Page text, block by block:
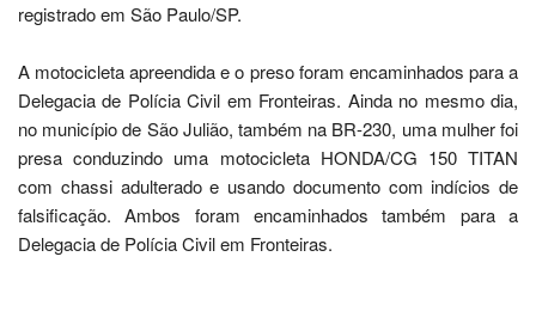
com chassi adulterado e usando documento com indícios de
Delegacia de Polícia Civil em Fronteiras.